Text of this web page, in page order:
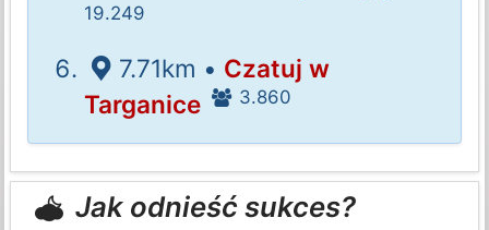
19.249
7.71km • Czatuj w
Targanice
3.860
Jak odnieść sukces?